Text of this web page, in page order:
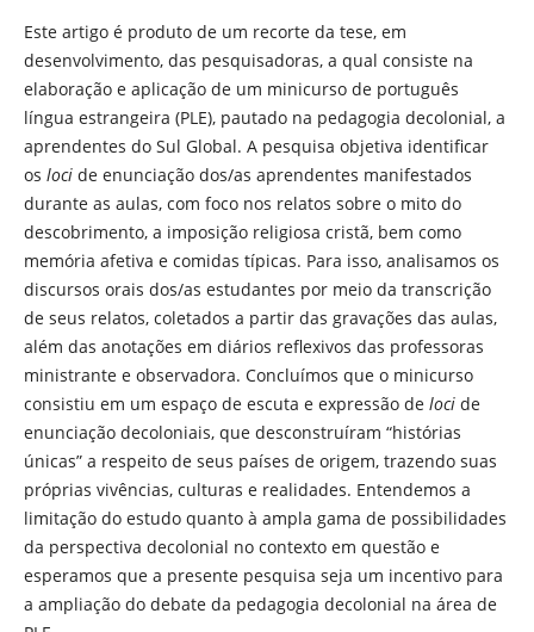
Este artigo é produto de um recorte da tese, em
desenvolvimento, das pesquisadoras, a qual consiste na
elaboração e aplicação de um minicurso de português
língua estrangeira (PLE), pautado na pedagogia decolonial, a
aprendentes do Sul Global. A pesquisa objetiva identificar
os locide enunciação dos/as aprendentes manifestados
durante as aulas, com foco nos relatos sobre o mito do
descobrimento, a imposição religiosa cristã, bem como
memória afetiva e comidas típicas. Para isso, analisamos os
discursos orais dos/as estudantes por meio da transcrição
de seus relatos, coletados a partir das gravações das aulas,
além das anotações em diários reflexivos das professoras
ministrante e observadora. Concluímos que o minicurso
consistiu em um espaço de escuta e expressão de locide
enunciação decoloniais, que desconstruíram “histórias
únicas” a respeito de seus países de origem, trazendo suas
próprias vivências, culturas e realidades. Entendemos a
limitação do estudo quanto à ampla gama de possibilidades
da perspectiva decolonial no contexto em questão e
esperamos que a presente pesquisa seja um incentivo para
a ampliação do debate da pedagogia decolonial na área de